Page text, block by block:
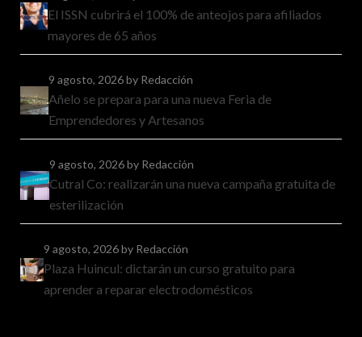
El ISSN cubrirá el 100% de anteojos para afiliados
mayores de 65 años
9 agosto, 2026by Redacción
Añelo se prepara para una nueva Feria de
Emprendedores y Artesanos
9 agosto, 2026by Redacción
Cutral Co: realizarán una nueva campaña gratuita de
esterilización
9 agosto, 2026by Redacción
Plaza Huincul: dictarán un curso gratuito para
aprender a reparar electrodomésticos